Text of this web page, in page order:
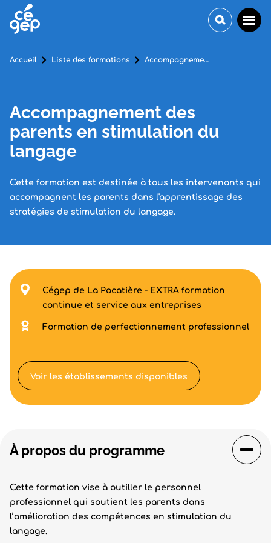
Accompagnement des
parents en stimulation du
langage
Cette formation est destinée à tous les intervenants qui
accompagnent les parents dans l'apprentissage des
stratégies de stimulation du langage.
Accueil Liste des formations Accompagnement des parents en stimulation du langage
À propos du programme
Cette formation vise à outiller le personnel
professionnel qui soutient les parents dans
l’amélioration des compétences en stimulation du
langage.
Cégep de La Pocatière - EXTRA formation
continue et service aux entreprises
Formation de perfectionnement professionnel
Voir les établissements disponibles